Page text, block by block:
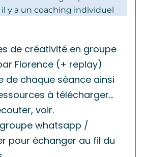
y a un coaching individuel
de créativité en groupe
Florence (+ replay)
de chaque séance ainsi
à télécharger...
voir.
whatsapp /
pour échanger au fil du